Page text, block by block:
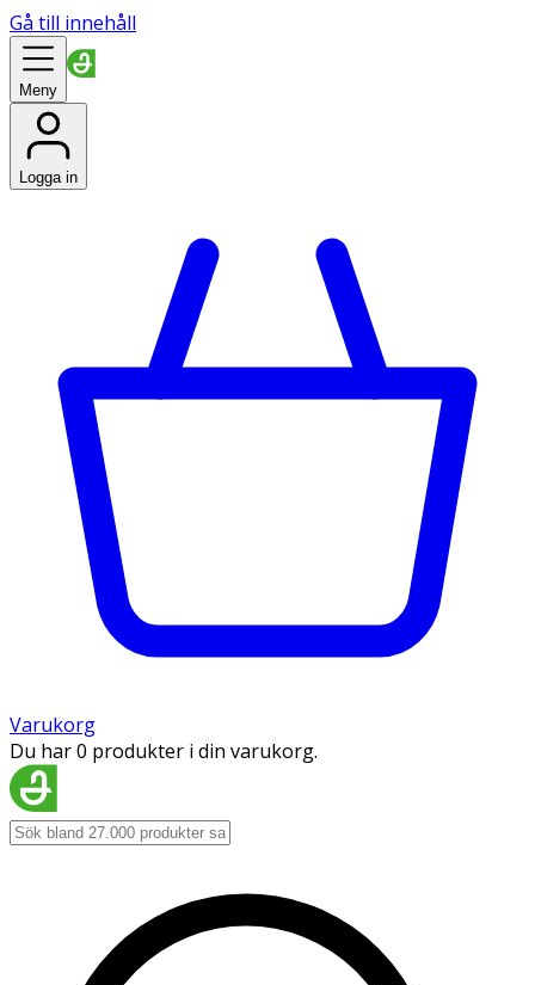
Gå till innehåll
Meny
Logga in
Varukorg
Du har 0 produkter i din varukorg.